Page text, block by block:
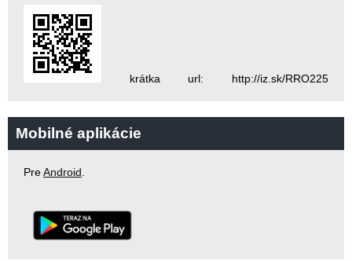
krátka url: http://iz.sk/RRO225
Mobilné aplikácie
PreAndroid.